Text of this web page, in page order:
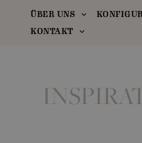
ÜBER UNS
KONTAKT